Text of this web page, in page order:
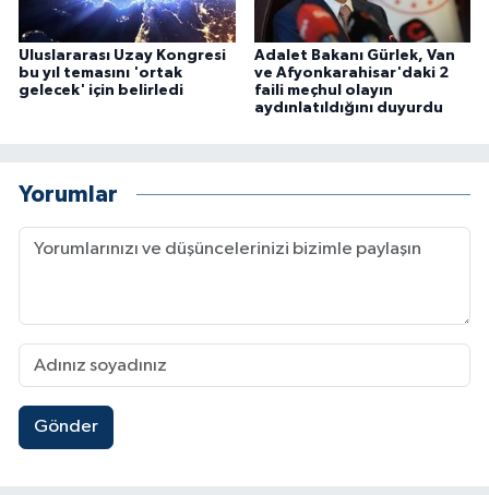
Uluslararası Uzay Kongresi
bu yıl temasını 'ortak
gelecek' için belirledi
Adalet Bakanı Gürlek, Van
ve Afyonkarahisar'daki 2
faili meçhul olayın
aydınlatıldığını duyurdu
Yorumlar
Gönder